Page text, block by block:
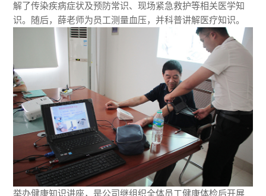
解了传染疾病症状及预防常识、现场紧急救护等相关医学知
识。
随后， 薛老师为员工测量血压，并科普讲解医疗知识。
举办健康知识讲座，是公司继组织全体员工健康体检后开展